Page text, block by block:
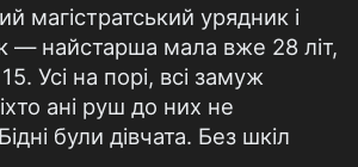
магістратський урядник і
— найстарша мала вже 28 літ,
Усі на порі, всі замуж
ані руш до них не
були дівчата. Без шкіл